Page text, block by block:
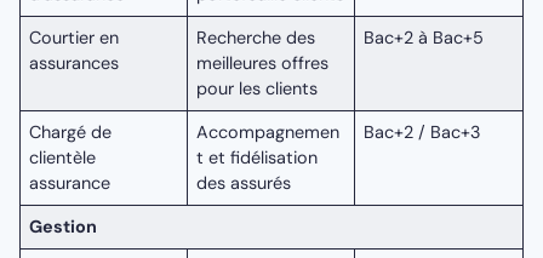
Courtier en
assurances
Recherche des
meilleures offres
pour les clients
Bac+2 à Bac+5
Chargé de
clientèle
assurance
Accompagnemen
t et fidélisation
des assurés
Bac+2 / Bac+3
Gestion